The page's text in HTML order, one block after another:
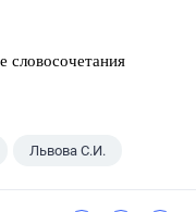
словосочетания
Львова С.И.